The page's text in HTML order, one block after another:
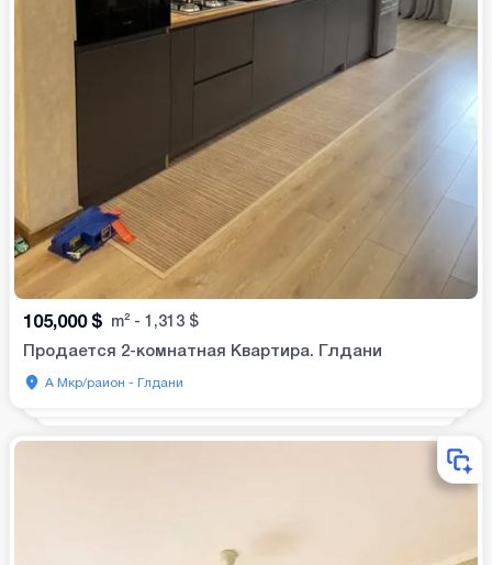
105,000 $ m² - 1,313 $
Продается 2-комнатная Квартира. Глдани
А Мкр/раион - Глдани